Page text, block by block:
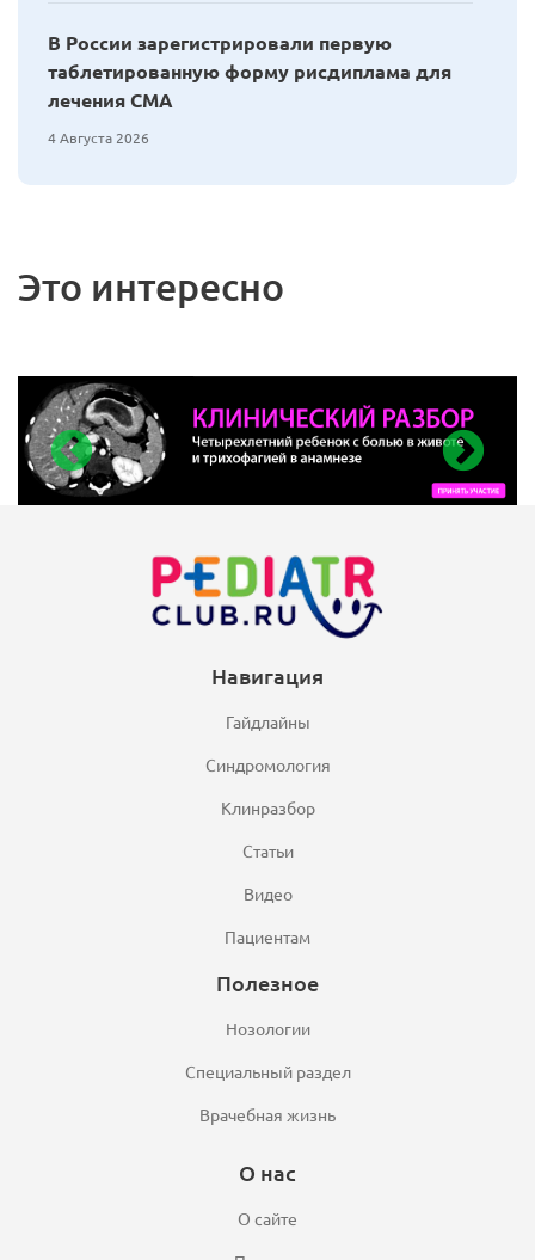
В России зарегистрировали первую
таблетированную форму рисдиплама для
лечения СМА
4 Августа 2026
Это интересно
Навигация
Гайдлайны
Синдромология
Клинразбор
Статьи
Видео
Пациентам
Полезное
Нозологии
Специальный раздел
Врачебная жизнь
О нас
О сайте